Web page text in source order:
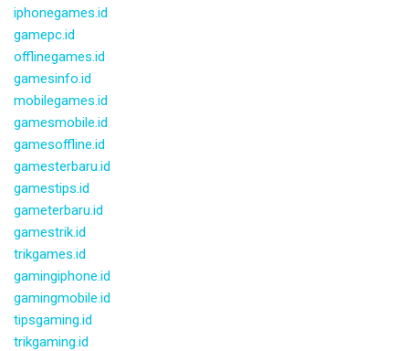
iphonegames.id
gamepc.id
offlinegames.id
gamesinfo.id
mobilegames.id
gamesmobile.id
gamesoffline.id
gamesterbaru.id
gamestips.id
gameterbaru.id
gamestrik.id
trikgames.id
gamingiphone.id
gamingmobile.id
tipsgaming.id
trikgaming.id